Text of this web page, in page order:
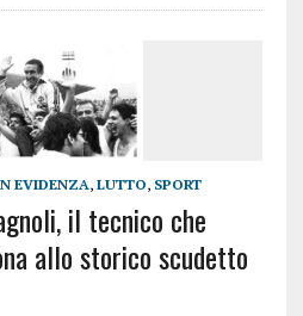
EVIDENZA, LUTTO, SPORT
il tecnico che
allo storico scudetto